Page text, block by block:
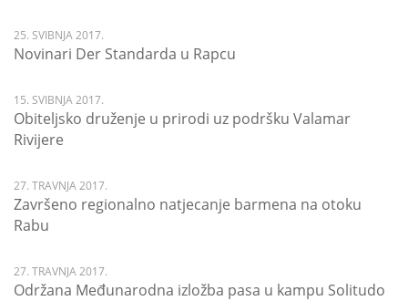
25. SVIBNJA 2017.
Novinari Der Standarda u Rapcu
15. SVIBNJA 2017.
Obiteljsko druženje u prirodi uz podršku Valamar
Rivijere
27. TRAVNJA 2017.
Završeno regionalno natjecanje barmena na otoku
Rabu
27. TRAVNJA 2017.
Održana Međunarodna izložba pasa u kampu Solitudo